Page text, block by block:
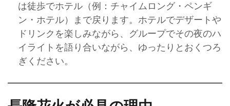
は徒歩でホテル（例：チャイムロング・ペンギ
ン・ホテル）まで戻ります。ホテルでデザートや
ドリンクを楽しみながら、グループでその夜のハ
イライトを語り合いながら、ゆったりとおくつろ
ぎください。